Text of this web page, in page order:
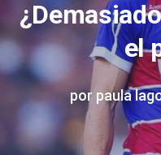
el
por paula